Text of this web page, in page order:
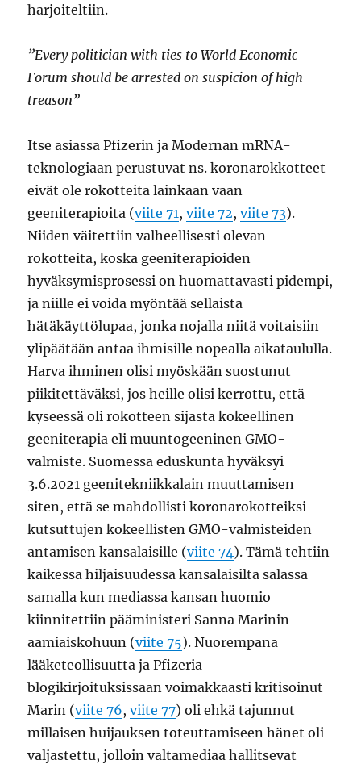
harjoiteltiin.
”Every politician with ties to World Economic
Forum should be arrested on suspicion of high
treason”
Itse asiassa Pfizerin ja Modernan mRNA-
teknologiaan perustuvat ns. koronarokkotteet
eivät ole rokotteita lainkaan vaan
geeniterapioita (viite 71 ,viite 72,viite 73).
Niiden väitettiin valheellisesti olevan
rokotteita, koska geeniterapioiden
hyväksymisprosessi on huomattavasti pidempi,
ja niille ei voida myöntää sellaista
hätäkäyttölupaa, jonka nojalla niitä voitaisiin
ylipäätään antaa ihmisille nopealla aikataululla.
Harva ihminen olisi myöskään suostunut
piikitettäväksi, jos heille olisi kerrottu, että
kyseessä oli rokotteen sijasta kokeellinen
geeniterapia eli muuntogeeninen GMO-
valmiste. Suomessa eduskunta hyväksyi
3.6.2021 geenitekniikkalain muuttamisen
siten, että se mahdollisti koronarokotteiksi
kutsuttujen kokeellisten GMO-valmisteiden
antamisen kansalaisille (viite 74). Tämä tehtiin
kaikessa hiljaisuudessa kansalaisilta salassa
samalla kun mediassa kansan huomio
kiinnitettiin pääministeri Sanna Marinin
aamiaiskohuun (viite 75). Nuorempana
lääketeollisuutta ja Pfizeria
blogikirjoituksissaan voimakkaasti kritisoinut
Marin (viite 76,viite 77) oli ehkä tajunnut
millaisen huijauksen toteuttamiseen hänet oli
valjastettu, jolloin valtamediaa hallitsevat